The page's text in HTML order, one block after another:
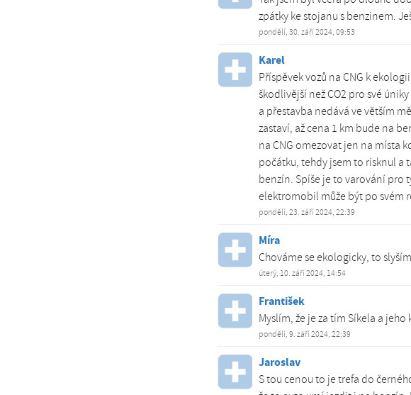
zpátky ke stojanu s benzinem.
pondělí, 30. září 2024, 09:53
Karel
Příspěvek vozů na CNG k
škodlivější než CO2 pro své
a přestavba nedává ve větším
zastaví, až cena 1 km bude na
na CNG omezovat jen na místa
počátku, tehdy jsem to risknul a
benzín. Spíše je to varování pro
elektromobil může být po svém
pondělí, 23. září 2024, 22:39
Míra
Chováme se ekologicky, to
úterý, 10. září 2024, 14:54
František
Myslím, že je za tím Síkela a
pondělí, 9. září 2024, 22:39
Jaroslav
S tou cenou to je trefa do